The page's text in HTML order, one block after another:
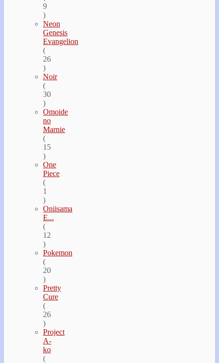
9
)
Neon
Genesis
Evangelion
(
26
)
Noir
(
30
)
Omoide
no
Marnie
(
15
)
One
Piece
(
1
)
Oniisama
E...
(
12
)
Pokemon
(
20
)
Pretty
Cure
(
26
)
Project
A-
ko
(